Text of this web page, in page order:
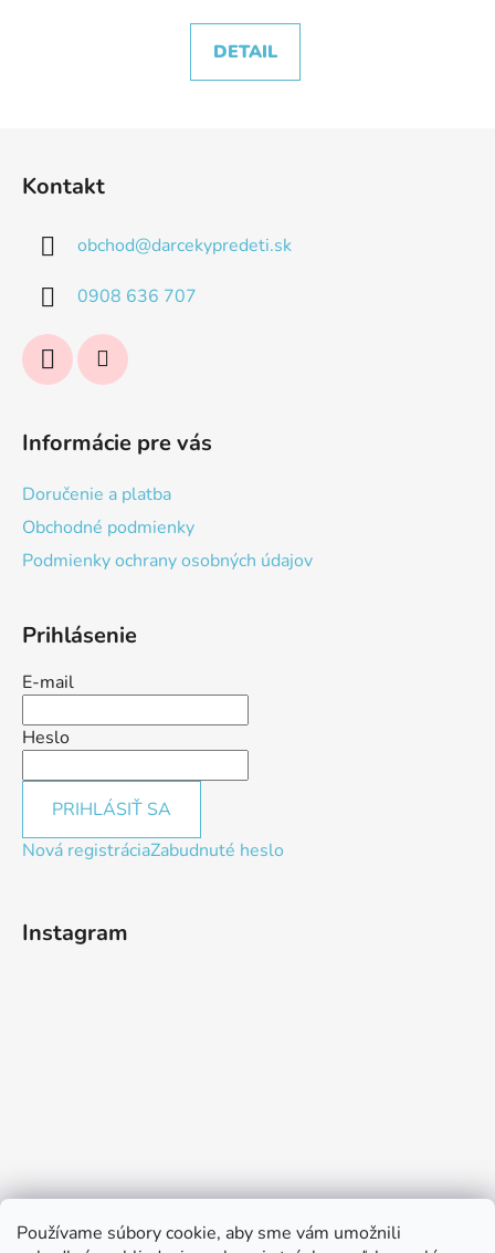
Používame súbory cookie, aby sme vám umožnili
DETAIL
Kontakt
obchod@darcekypredeti.sk
0908 636 707
Informácie pre vás
Doručenie a platba
Obchodné podmienky
Podmienky ochrany osobných údajov
Prihlásenie
E-mail
Heslo
PRIHLÁSIŤ SA
Nová registráciaZabudnuté heslo
Instagram